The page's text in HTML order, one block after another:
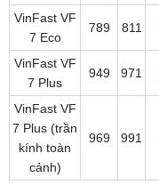
VinFast VF
7 Eco
789 811
VinFast VF
7 Plus
949 971
VinFast VF
7 Plus (trần
kính toàn
cảnh)
969 991